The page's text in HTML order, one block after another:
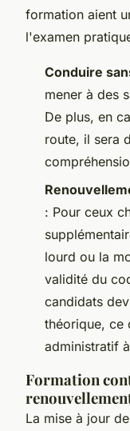
formation aient
l'examen
Conduire
mener à des
De plus, en
route, il sera
: Pour ceux
lourd ou la
validité du
candidats
théorique, ce
administratif
Formation
La mise à jour